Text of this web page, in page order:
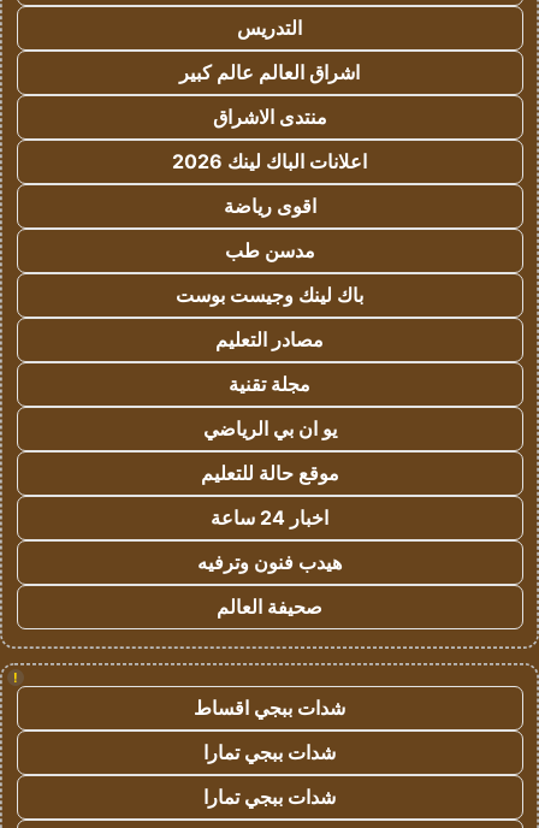
التدريس
اشراق العالم عالم كبير
منتدى الاشراق
اعلانات الباك لينك 2026
اقوى رياضة
مدسن طب
باك لينك وجيست بوست
مصادر التعليم
مجلة تقنية
يو ان بي الرياضي
موقع حالة للتعليم
اخبار 24 ساعة
هيدب فنون وترفيه
صحيفة العالم
!
شدات ببجي اقساط
شدات ببجي تمارا
شدات ببجي تمارا